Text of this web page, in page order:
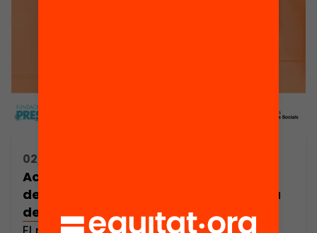
02/12/2024 10:00h - 12:30h
Acompanyament integral i prevenció
de l’abandonament escolar: Més enllà
del suport acadèmic